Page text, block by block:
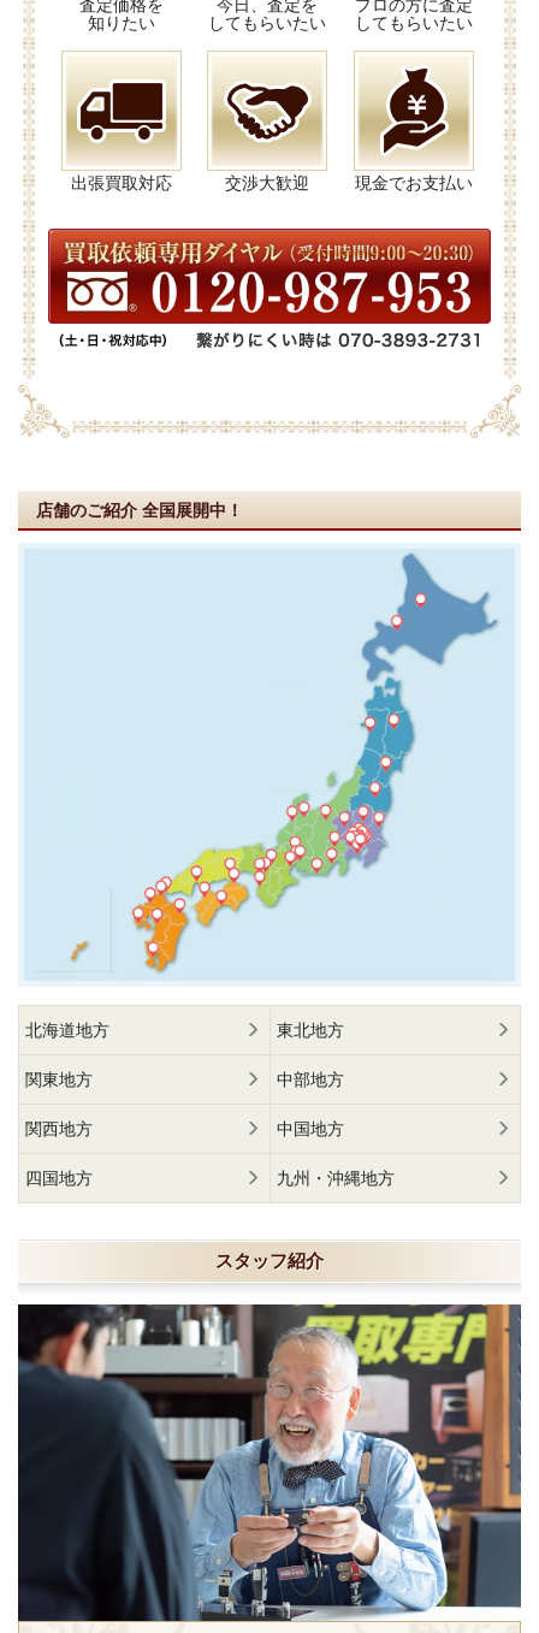
査定価格を
知りたい
今日、査定を
してもらいたい
プロの方に査定
してもらいたい
出張買取対応 交渉大歓迎 現金でお支払い
店舗のご紹介 全国展開中！
北海道地方 東北地方
関東地方 中部地方
関西地方 中国地方
四国地方 九州・沖縄地方
スタッフ紹介